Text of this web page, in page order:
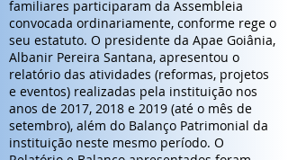
familiares participaram da Assembleia
convocada ordinariamente, conforme rege o
seu estatuto. O presidente da Apae Goiânia,
Albanir Pereira Santana, apresentou o
relatório das atividades (reformas, projetos
e eventos) realizadas pela instituição nos
anos de 2017, 2018 e 2019 (até o mês de
setembro), além do Balanço Patrimonial da
instituição neste mesmo período. O